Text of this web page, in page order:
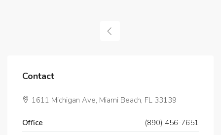
Contact
1611 Michigan Ave, Miami Beach, FL 33139
Office
(890) 456-7651